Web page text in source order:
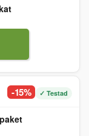
-15% ✓ Testad